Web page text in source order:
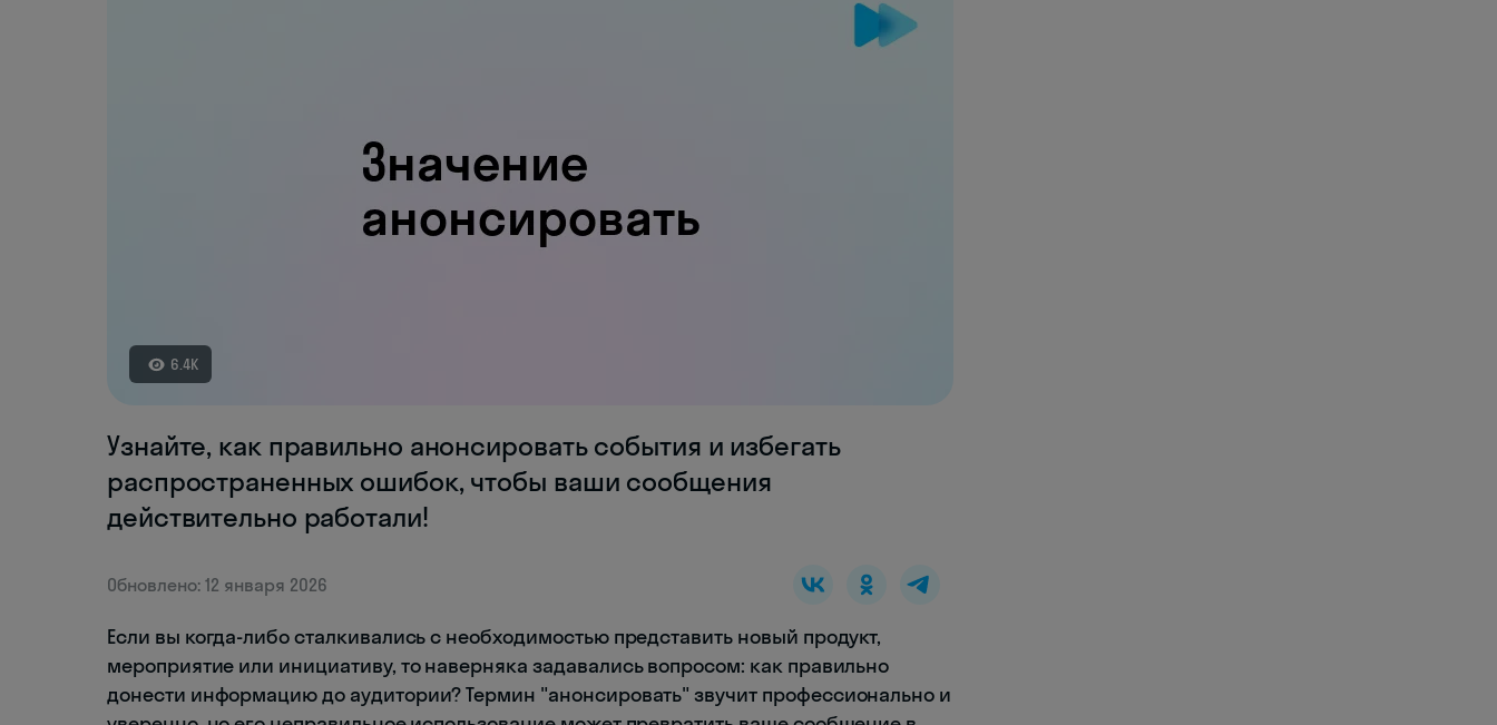
6.4K
Узнайте, как правильно анонсировать события и избегать
распространенных ошибок, чтобы ваши сообщения
действительно работали!
Обновлено: 12 января 2026
Если вы когда-либо сталкивались с необходимостью представить новый продукт,
мероприятие или инициативу, то наверняка задавались вопросом: как правильно
донести информацию до аудитории? Термин "анонсировать" звучит профессионально и